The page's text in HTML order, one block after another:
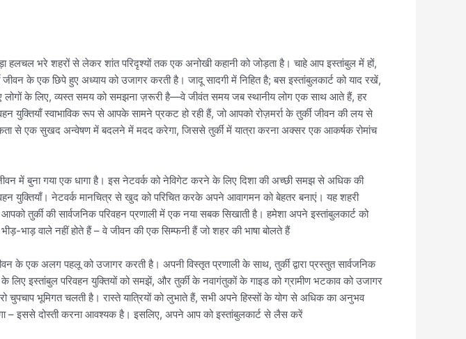
हलचल भरे शहरों से लेकर शांत परिदृश्यों तक एक अनोखी कहानी को जोड़ता है। चाहे आप इस्तांबुल में हों,
के एक छिपे हुए अध्याय को उजागर करती है। जादू सादगी में निहित है; बस इस्तांबुलकार्ट को याद रखें,
लोगों के लिए, व्यस्त समय को समझना ज़रूरी है—वे जीवंत समय जब स्थानीय लोग एक साथ आते हैं, हर
युक्तियाँ स्वाभाविक रूप से आपके सामने प्रकट हो रही हैं, जो आपको रोज़मर्रा के तुर्की जीवन की लय से
से एक सुखद अन्वेषण में बदलने में मदद करेगा, जिससे तुर्की में यात्रा करना अक्सर एक आकर्षक रोमांच
में बुना गया एक धागा है। इस नेटवर्क को नेविगेट करने के लिए दिशा की अच्छी समझ से अधिक की
युक्तियाँ। नेटवर्क मानचित्र से खुद को परिचित करके अपने आवागमन को बेहतर बनाएं। यह शहरी
तुर्की की सार्वजनिक परिवहन प्रणाली में एक नया सबक सिखाती है। हमेशा अपने इस्तांबुलकार्ट को
भाड़ वाले नहीं होते हैं – वे जीवन की एक सिम्फनी हैं जो शहर की भाषा बोलते हैं
एक अलग पहलू को उजागर करती है। अपनी विस्तृत प्रणाली के साथ, तुर्की द्वारा प्रस्तुत सार्वजनिक
इस्तांबुल परिवहन युक्तियों को समझें, और तुर्की के नवागंतुकों के गाइड को ग्रामीण भटकाव को उजागर
भूमिगत चलती है। रास्ते यात्रियों को लुभाते हैं, सभी अपने हिस्सों के योग से अधिक का अनुभव
– इससे दोस्ती करना आवश्यक है। इसलिए, अपने आप को इस्तांबुलकार्ट से लैस करें